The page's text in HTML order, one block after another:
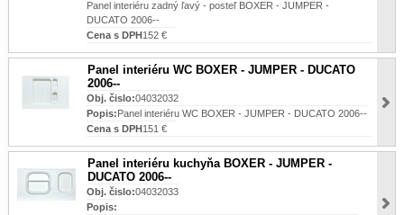
Panel interiéru zadný ľavý - posteľ BOXER - JUMPER -
DUCATO 2006--
Cena s DPH152 €
Panel interiéru WC BOXER - JUMPER - DUCATO
2006--
Obj. čislo:04032032
Popis:Panel interiéru WC BOXER - JUMPER - DUCATO 2006--
Cena s DPH151 €
Panel interiéru kuchyňa BOXER - JUMPER -
DUCATO 2006--
Obj. čislo:04032033
Popis: